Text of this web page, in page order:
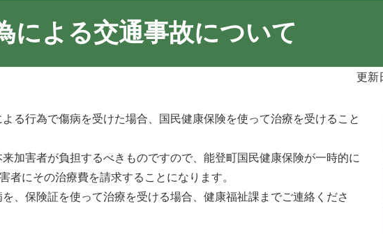
による交通事故について
更新
る行為で傷病を受けた場合、国民健康保険を使って治療を受けること
加害者が負担するべきものですので、能登町国民健康保険が一時的に
者にその治療費を請求することになります。
、保険証を使って治療を受ける場合、健康福祉課までご連絡くださ